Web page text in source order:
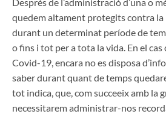
quedem altament protegits contra la
durant un determinat període de
o fins i tot per a tota la vida. En el cas
Covid-19, encara no es disposa
saber durant quant de temps
tot indica, que, com succeeix amb la
necessitarem administrar-nos